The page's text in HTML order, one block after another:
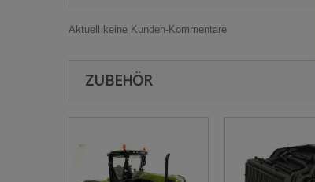
Aktuell keine Kunden-Kommentare
ZUBEHÖR